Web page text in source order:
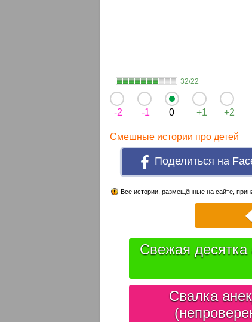
32/22
-2 -1 0 +1 +2
Смешные истории про детей
Поделиться на
Все истории, размещённые на сайте,
Свежая десятка
Свалка